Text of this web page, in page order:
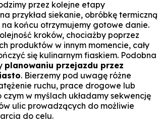
przez kolejne etapy
przykład siekanie, obróbkę termiczną
na końcu otrzymujemy gotowe danie.
kroków, chociażby poprzez
produktów w innym momencie, cały
się kulinarnym fiaskiem. Podobna
planowaniu przejazdu przez
. Bierzemy pod uwagę różne
ruchu, prace drogowe lub
czym w myślach układamy sekwencję
ulic prowadzących do możliwie
do celu.